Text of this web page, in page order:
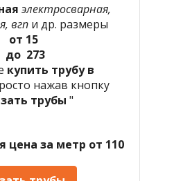
электросварная,
вгп и др. размеры
от 15
до 273
купить трубу в
нажав кнопку
трубы "
цена за метр от 110